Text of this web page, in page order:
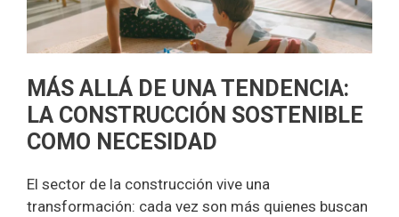
MÁS ALLÁ DE UNA TENDENCIA:
LA CONSTRUCCIÓN SOSTENIBLE
COMO NECESIDAD
El sector de la construcción vive una
transformación: cada vez son más quienes buscan